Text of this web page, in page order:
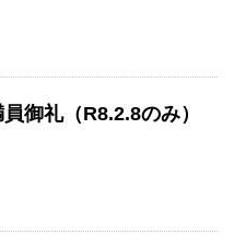
御礼（R8.2.8のみ）